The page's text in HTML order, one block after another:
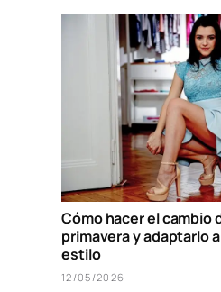
Cómo hacer el cambio
primavera y adaptarlo
estilo
12/05/2026